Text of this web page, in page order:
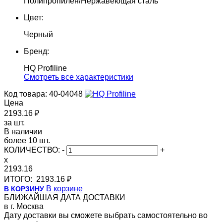
Цвет:
Черный
Бренд:
HQ Profiline
Cмотреть все характеристики
Код товара: 40-04048
Цена
2193.16 ₽
за шт.
В наличии
более 10 шт.
КОЛИЧЕСТВО: -
+
x
2193.16
ИТОГО: 2193.16 ₽
В КОРЗИНУ В корзине
БЛИЖАЙШАЯ ДАТА ДОСТАВКИ
в г. Москва
Дату доставки вы сможете выбрать самостоятельно во